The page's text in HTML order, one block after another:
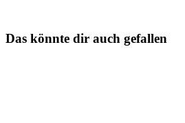
Das könnte dir auch gefallen